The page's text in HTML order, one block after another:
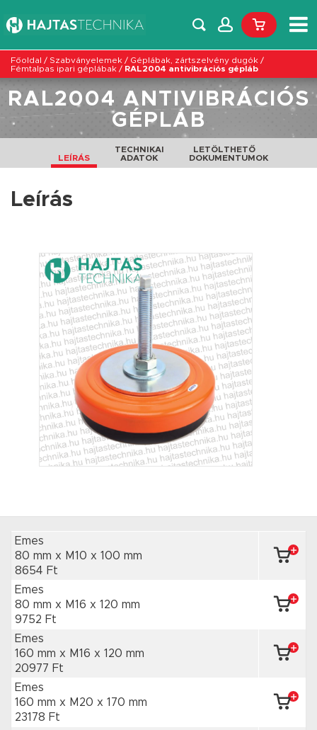
Főoldal / Szabványelemek / Géplábak, zártszelvény dugók /
Fémtalpas ipari géplábak / RAL2004 antivibrációs gépláb
RAL2004 ANTIVIBRÁCIÓS
GÉPLÁB
LEÍRÁS
TECHNIKAI
ADATOK
LETÖLTHETŐ
DOKUMENTUMOK
Leírás
Emes
80 mm x M10 x 100 mm
8654 Ft
Emes
80 mm x M16 x 120 mm
9752 Ft
Emes
160 mm x M16 x 120 mm
20977 Ft
Emes
160 mm x M20 x 170 mm
23178 Ft